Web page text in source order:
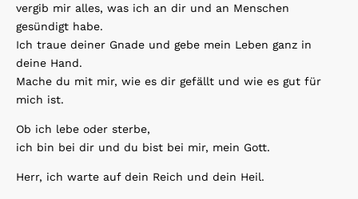
vergib mir alles, was ich an dir und an Menschen
gesündigt habe.
Ich traue deiner Gnade und gebe mein Leben ganz in
deine Hand.
Mache du mit mir, wie es dir gefällt und wie es gut für
mich ist.
Ob ich lebe oder sterbe,
ich bin bei dir und du bist bei mir, mein Gott.
Herr, ich warte auf dein Reich und dein Heil.